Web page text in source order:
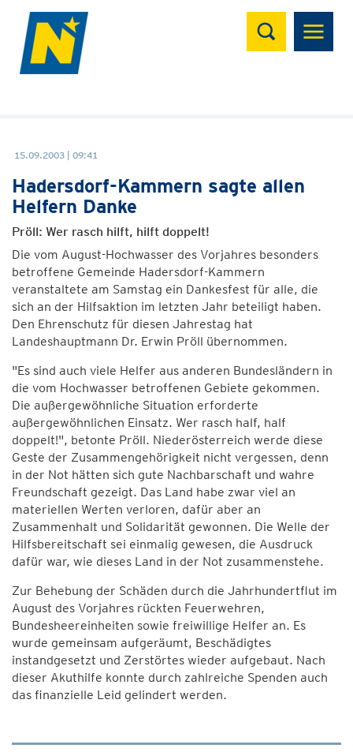
Suchen
15.09.2003 | 09:41
Hadersdorf-Kammern sagte allen
Helfern Danke
Pröll: Wer rasch hilft, hilft doppelt!
Die vom August-Hochwasser des Vorjahres besonders
betroffene Gemeinde Hadersdorf-Kammern
veranstaltete am Samstag ein Dankesfest für alle, die
sich an der Hilfsaktion im letzten Jahr beteiligt haben.
Den Ehrenschutz für diesen Jahrestag hat
Landeshauptmann Dr. Erwin Pröll übernommen.
"Es sind auch viele Helfer aus anderen Bundesländern in
die vom Hochwasser betroffenen Gebiete gekommen.
Die außergewöhnliche Situation erforderte
außergewöhnlichen Einsatz. Wer rasch half, half
doppelt!", betonte Pröll. Niederösterreich werde diese
Geste der Zusammengehörigkeit nicht vergessen, denn
in der Not hätten sich gute Nachbarschaft und wahre
Freundschaft gezeigt. Das Land habe zwar viel an
materiellen Werten verloren, dafür aber an
Zusammenhalt und Solidarität gewonnen. Die Welle der
Hilfsbereitschaft sei einmalig gewesen, die Ausdruck
dafür war, wie dieses Land in der Not zusammenstehe.
Zur Behebung der Schäden durch die Jahrhundertflut im
August des Vorjahres rückten Feuerwehren,
Bundesheereinheiten sowie freiwillige Helfer an. Es
wurde gemeinsam aufgeräumt, Beschädigtes
instandgesetzt und Zerstörtes wieder aufgebaut. Nach
dieser Akuthilfe konnte durch zahlreiche Spenden auch
das finanzielle Leid gelindert werden.